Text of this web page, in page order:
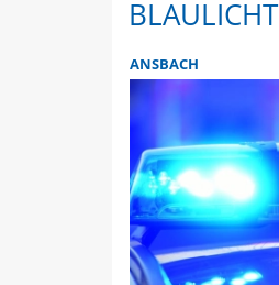
BLAULICHT
ANSBACH